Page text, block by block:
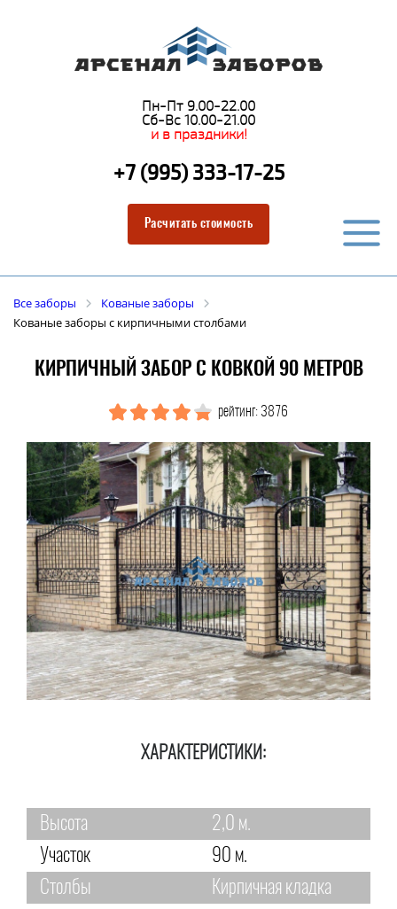
Пн-Пт 9.00-22.00
Сб-Вс 10.00-21.00
и в праздники!
+7 (995) 333-17-25
Расчитать стоимость
Все заборы
Кованые заборы
Кованые заборы с кирпичными столбами
КИРПИЧНЫЙ ЗАБОР С КОВКОЙ 90 МЕТРОВ
рейтинг: 3876
ХАРАКТЕРИСТИКИ:
Высота
2,0 м.
Участок
90 м.
Столбы
Кирпичная кладка